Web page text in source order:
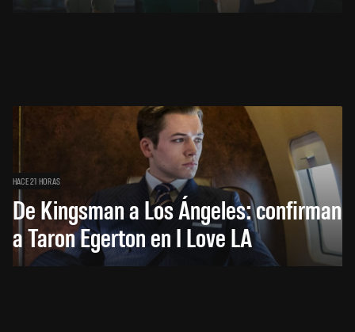
HACE 21 HORAS
De Kingsman a Los Ángeles: confirman
a Taron Egerton en I Love LA